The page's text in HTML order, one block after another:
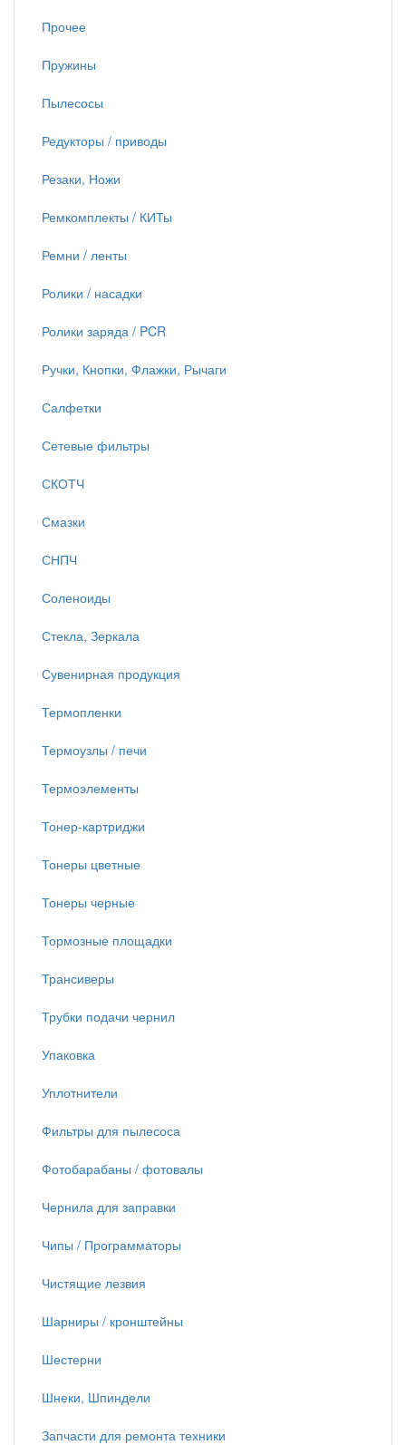
Прочее
Пружины
Пылесосы
Редукторы / приводы
Резаки, Ножи
Ремкомплекты / КИТы
Ремни / ленты
Ролики / насадки
Ролики заряда / PCR
Ручки, Кнопки, Флажки, Рычаги
Салфетки
Сетевые фильтры
СКОТЧ
Смазки
СНПЧ
Соленоиды
Стекла, Зеркала
Сувенирная продукция
Термопленки
Термоузлы / печи
Термоэлементы
Тонер-картриджи
Тонеры цветные
Тонеры черные
Тормозные площадки
Трансиверы
Трубки подачи чернил
Упаковка
Уплотнители
Фильтры для пылесоса
Фотобарабаны / фотовалы
Чернила для заправки
Чипы / Программаторы
Чистящие лезвия
Шарниры / кронштейны
Шестерни
Шнеки, Шпиндели
Запчасти для ремонта техники